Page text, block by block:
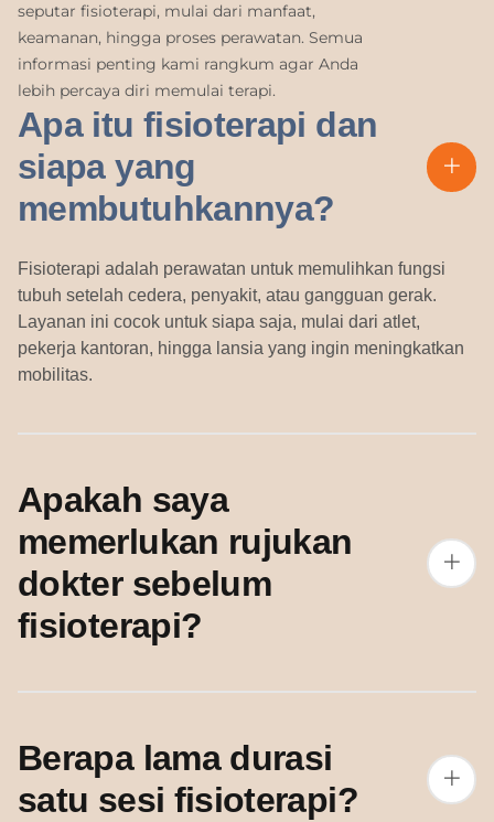
seputar fisioterapi, mulai dari manfaat,
keamanan, hingga proses perawatan. Semua
informasi penting kami rangkum agar Anda
lebih percaya diri memulai terapi.
Apa itu fisioterapi dan
siapa yang
membutuhkannya?
Fisioterapi adalah perawatan untuk memulihkan fungsi
tubuh setelah cedera, penyakit, atau gangguan gerak.
Layanan ini cocok untuk siapa saja, mulai dari atlet,
pekerja kantoran, hingga lansia yang ingin meningkatkan
mobilitas.
Apakah saya
memerlukan rujukan
dokter sebelum
fisioterapi?
Berapa lama durasi
satu sesi fisioterapi?